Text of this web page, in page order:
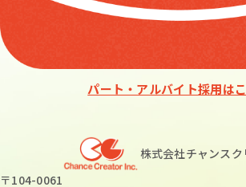
パート・アルバイト採用は
株式会社チャンスク
〒104-0061